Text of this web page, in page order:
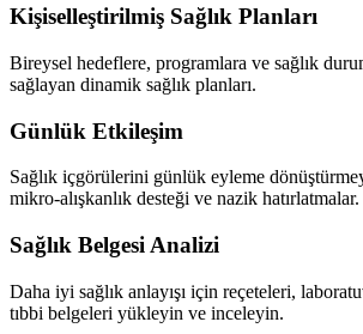
Kişiselleştirilmiş Sağlık Planları
Bireysel hedeflere, programlara ve sağlık
sağlayan dinamik sağlık planları.
Günlük Etkileşim
Sağlık içgörülerini günlük eyleme
mikro-alışkanlık desteği ve nazik hatırlatmalar.
Sağlık Belgesi Analizi
Daha iyi sağlık anlayışı için reçeteleri,
tıbbi belgeleri yükleyin ve inceleyin.